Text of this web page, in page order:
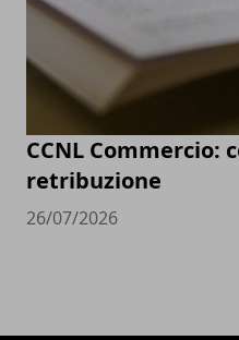
CCNL Commercio:
retribuzione
26/07/2026